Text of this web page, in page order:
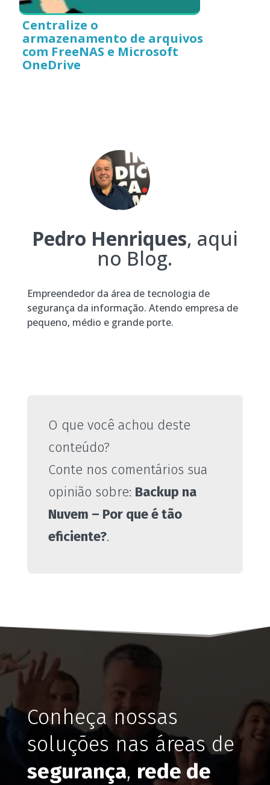
Centralize o
armazenamento de arquivos
com FreeNAS e Microsoft
OneDrive
Pedro Henriques, aqui
no Blog.
Empreendedor da área de tecnologia de
segurança da informação. Atendo empresa de
pequeno, médio e grande porte.
O que você achou deste
conteúdo?
Conte nos comentários sua
opinião sobre: Backup na
Nuvem – Por que é tão
eficiente?.
Conheça nossas
soluções nas áreas de
segurança, rede de